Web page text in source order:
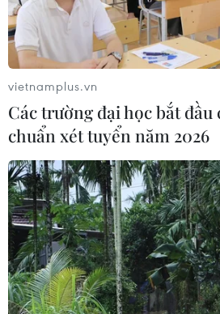
vietnamplus.vn
Các trường đại học bắt đầu
chuẩn xét tuyển năm 2026